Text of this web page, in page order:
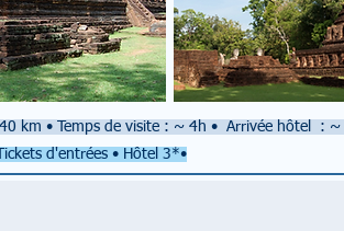
km • Temps de visite : ~ 4h •Arrivée hôtel : ~
d'entrées • Hôtel 3*•